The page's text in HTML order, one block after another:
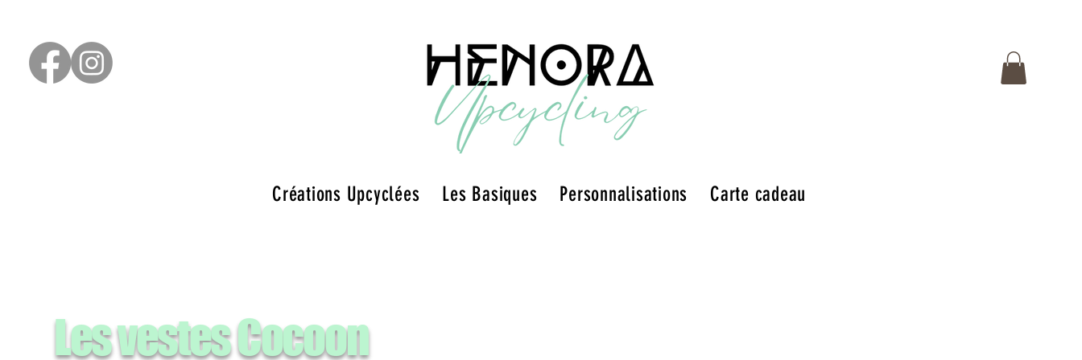
Créations Upcyclées Les Basiques Personnalisations Carte cadeau
Les vestes Cocoon